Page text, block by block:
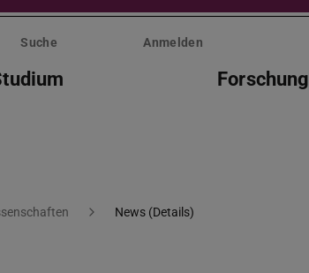
Suche Anmelden
Forschung
News (Details)